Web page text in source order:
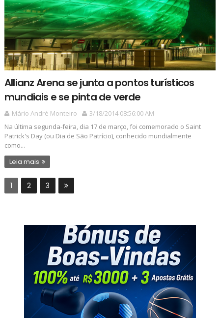
Allianz Arena se junta a pontos turísticos
mundiais e se pinta de verde
Mário André Monteiro
3/18/2014 08:56:00 AM
Na última segunda-feira, dia 17 de março, foi comemorado o Saint
Patrick's Day (ou Dia de São Patrício), conhecido mundialmente
como...
Leia mais
1 2 3